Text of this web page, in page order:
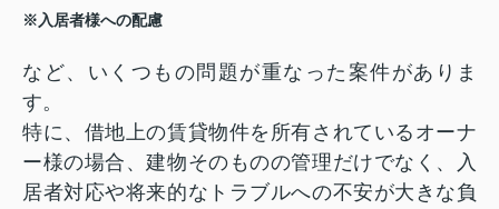
※入居者様への配慮
など、いくつもの問題が重なった案件がありま
す。
特に、借地上の賃貸物件を所有されているオーナ
ー様の場合、建物そのものの管理だけでなく、入
居者対応や将来的なトラブルへの不安が大きな負